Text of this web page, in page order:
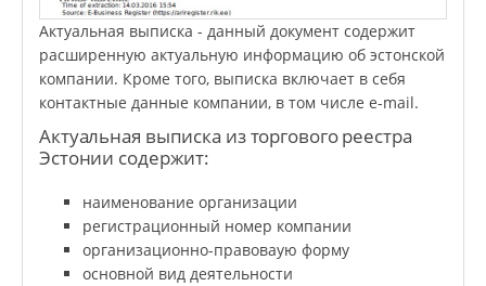
Актуальная выписка - данный документ содержит
расширенную актуальную информацию об эстонской
компании. Кроме того, выписка включает в себя
контактные данные компании, в том числе e-mail.
Актуальная выписка из торгового реестра
Эстонии содержит:
наименование организации
регистрационный номер компании
организационно-правоваую форму
основной вид деятельности